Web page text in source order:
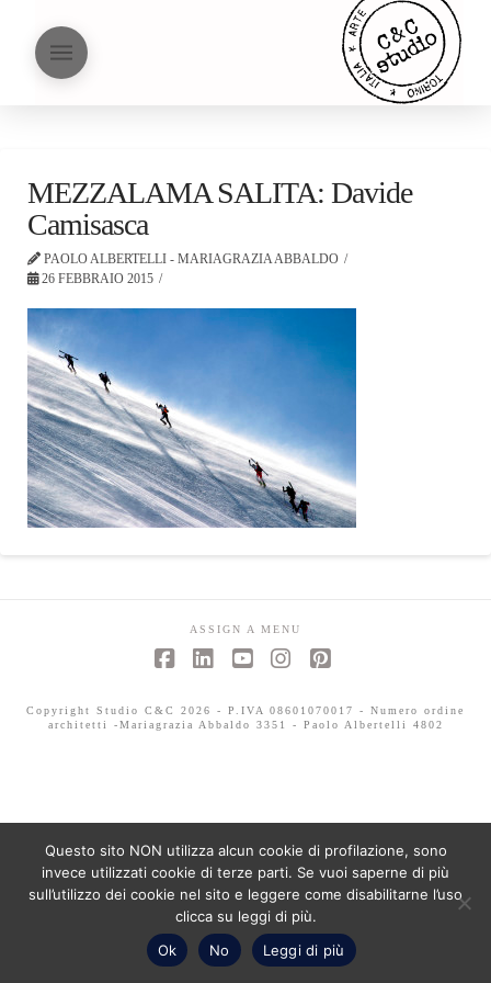
MEZZALAMA SALITA: Davide
Camisasca
PAOLO ALBERTELLI - MARIAGRAZIA ABBALDO
26 FEBBRAIO 2015
ASSIGN A MENU
Copyright Studio C&C 2026 - P.IVA 08601070017 - Numero ordine
architetti -Mariagrazia Abbaldo 3351 - Paolo Albertelli 4802
Questo sito NON utilizza alcun cookie di profilazione, sono
invece utilizzati cookie di terze parti. Se vuoi saperne di più
sull’utilizzo dei cookie nel sito e leggere come disabilitarne l’uso
clicca su leggi di più.
Ok
No Leggi di più